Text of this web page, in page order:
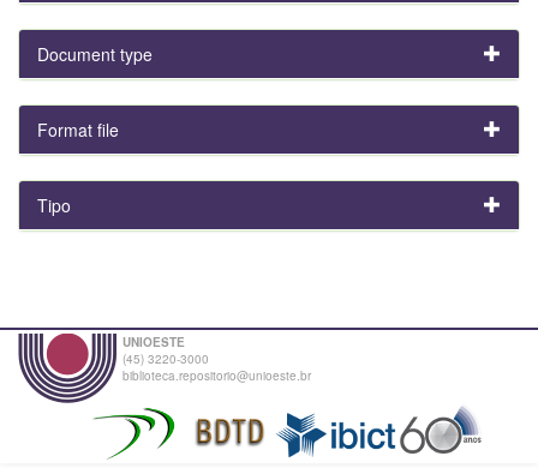
Document type
Format file
Tipo
UNIOESTE
(45) 3220-3000
biblioteca.repositorio@unioeste.br